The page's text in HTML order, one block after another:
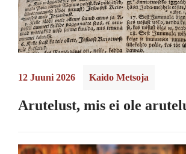
12 Juuni 2026 Kaido Metsoja
Arutelust, mis ei ole